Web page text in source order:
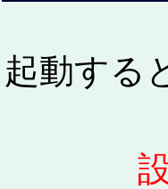
起動する